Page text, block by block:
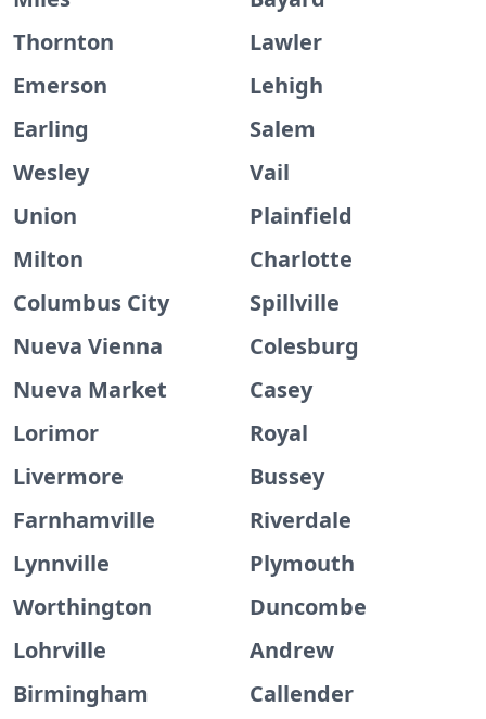
Thornton
Lawler
Emerson
Lehigh
Earling
Salem
Wesley
Vail
Union
Plainfield
Milton
Charlotte
Columbus City
Spillville
Nueva Vienna
Colesburg
Nueva Market
Casey
Lorimor
Royal
Livermore
Bussey
Farnhamville
Riverdale
Lynnville
Plymouth
Worthington
Duncombe
Lohrville
Andrew
Birmingham
Callender